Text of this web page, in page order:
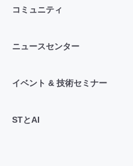
コミュニティ
ニュースセンター
イベント & 技術セミナー
STとAI